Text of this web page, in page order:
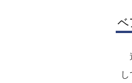
ベ